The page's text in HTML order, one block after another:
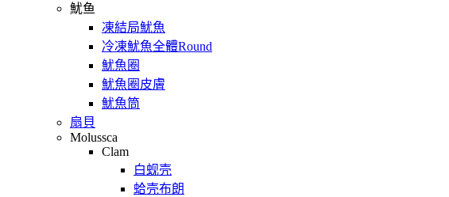
魷鱼
凍結局魷魚
冷凍魷魚全體Round
魷魚圈
魷魚圈皮膚
魷魚筒
扇貝
Molussca
Clam
白蚬壳
蛤壳布朗